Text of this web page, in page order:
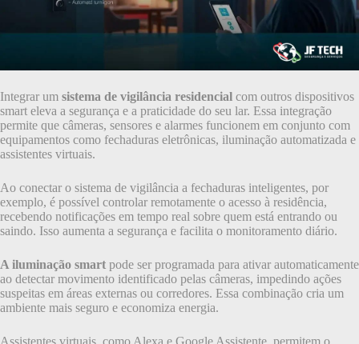
Integrar um sistema de vigilância residencial com outros dispositivos
smart eleva a segurança e a praticidade do seu lar. Essa integração
permite que câmeras, sensores e alarmes funcionem em conjunto com
equipamentos como fechaduras eletrônicas, iluminação automatizada e
assistentes virtuais.
Ao conectar o sistema de vigilância a fechaduras inteligentes, por
exemplo, é possível controlar remotamente o acesso à residência,
recebendo notificações em tempo real sobre quem está entrando ou
saindo. Isso aumenta a segurança e facilita o monitoramento diário.
A iluminação smart pode ser programada para ativar automaticamente
ao detectar movimento identificado pelas câmeras, impedindo ações
suspeitas em áreas externas ou corredores. Essa combinação cria um
ambiente mais seguro e economiza energia.
Assistentes virtuais, como Alexa e Google Assistente, permitem o